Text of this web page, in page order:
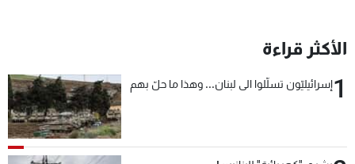
الأكثر قراءة
1إسرائيليّون تسلّلوا الى لبنان... وهذا ما حلّ بهم